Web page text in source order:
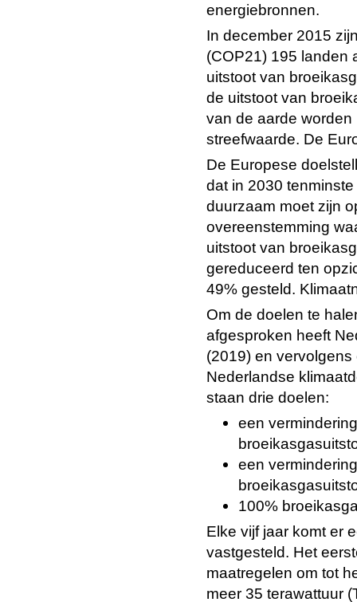
energiebronnen.
In december 2015
(COP21) 195 landen
uitstoot van
de uitstoot van
van de aarde
streefwaarde. De
De Europese
dat in 2030
duurzaam moet zijn
overeenstemming
uitstoot van
gereduceerd ten
49% gesteld.
Om de doelen te
afgesproken heeft
(2019) en
Nederlandse
staan drie doelen:
een
een
100%
Elke vijf jaar komt er
vastgesteld. Het
maatregelen om tot
meer 35 terawattuur